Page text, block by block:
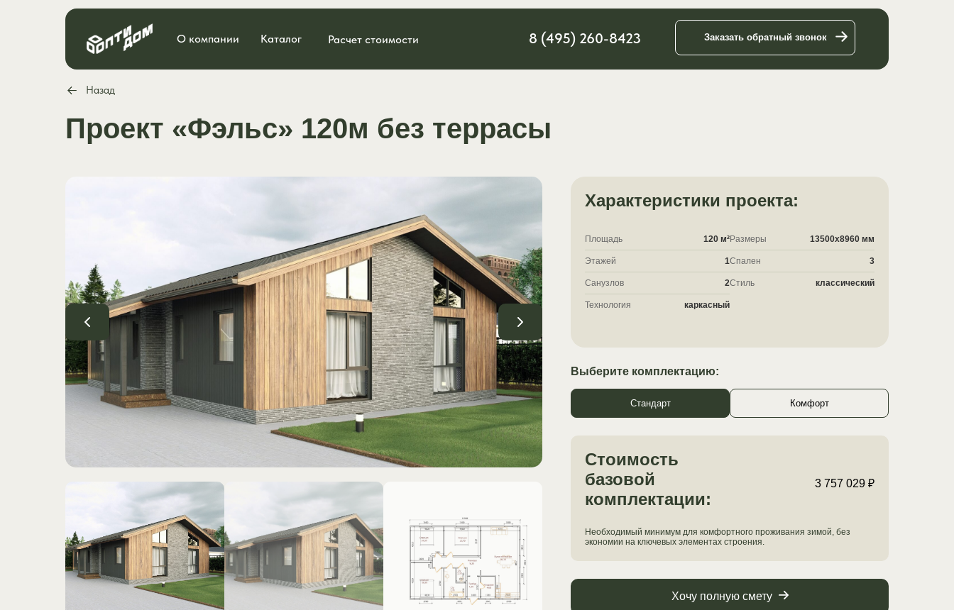
О компании Каталог Расчет стоимости 8 (495) 260-8423 Заказать обратный звонок
Назад
Проект «Фэльс» 120м без террасы
Характеристики проекта:
Площадь 120 м²
Этажей 1
Санузлов 2
Технология каркасный
Размеры 13500x8960 мм
Спален 3
Стиль классический
Выберите комплектацию:
Стандарт Комфорт
Стоимость
базовой
комплектации:
3 757 029 ₽
Необходимый минимум для комфортного проживания зимой, без
экономии на ключевых элементах строения.
Хочу полную смету